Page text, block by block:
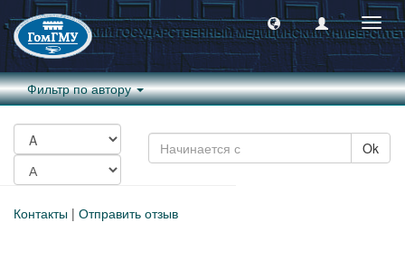
Фильтр по автору
Ok
Контакты | Отправить отзыв